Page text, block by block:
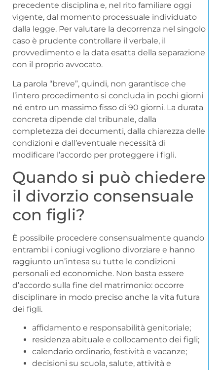
precedente disciplina e, nel rito familiare oggi
vigente, dal momento processuale individuato
dalla legge. Per valutare la decorrenza nel singolo
caso è prudente controllare il verbale, il
provvedimento e la data esatta della separazione
con il proprio avvocato.
La parola “breve”, quindi, non garantisce che
l’intero procedimento si concluda in pochi giorni
né entro un massimo fisso di 90 giorni. La durata
concreta dipende dal tribunale, dalla
completezza dei documenti, dalla chiarezza delle
condizioni e dall’eventuale necessità di
modificare l’accordo per proteggere i figli.
Quando si può chiedere
il divorzio consensuale
con figli?
È possibile procedere consensualmente quando
entrambi i coniugi vogliono divorziare e hanno
raggiunto un’intesa su tutte le condizioni
personali ed economiche. Non basta essere
d’accordo sulla fine del matrimonio: occorre
disciplinare in modo preciso anche la vita futura
dei figli.
affidamento e responsabilità genitoriale;
residenza abituale e collocamento dei figli;
calendario ordinario, festività e vacanze;
decisioni su scuola, salute, attività e